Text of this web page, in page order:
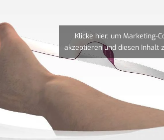
Klicke hier, um Marketing-
akzeptieren und diesen Inhalt